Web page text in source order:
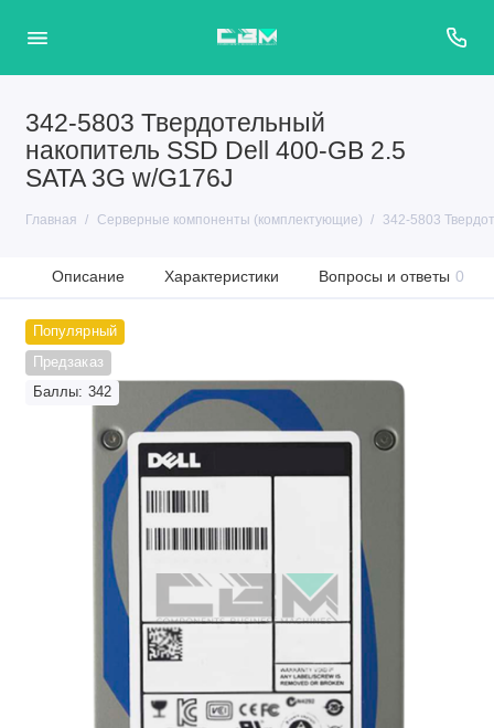
342-5803 Твердотельный
накопитель SSD Dell 400-GB 2.5
SATA 3G w/G176J
Главная Серверные компоненты (комплектующие) 342-5803
Описание Характеристики Вопросы и ответы 0
Популярный
Предзаказ
Баллы: 342